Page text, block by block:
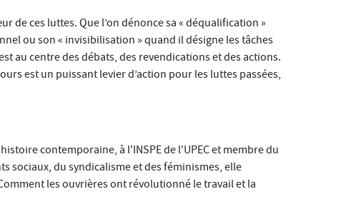
de ces luttes. Que l’on dénonce sa « déqualification »
ou son « invisibilisation » quand il désigne les tâches
au centre des débats, des revendications et des actions.
est un puissant levier d’action pour les luttes passées,
contemporaine, à l'INSPE de l'UPEC et membre du
sociaux, du syndicalisme et des féminismes, elle
les ouvrières ont révolutionné le travail et la